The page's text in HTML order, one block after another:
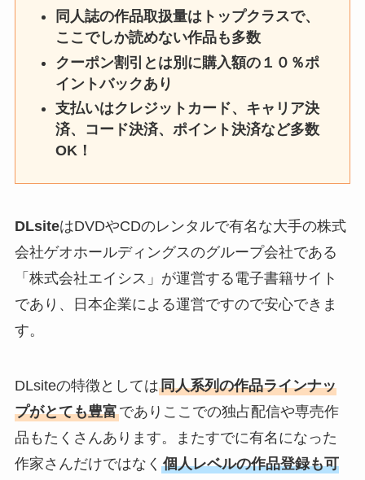
同人誌の作品取扱量はトップクラスで、
ここでしか読めない作品も多数
クーポン割引とは別に購入額の１０％ポ
イントバックあり
支払いはクレジットカード、キャリア決
済、コード決済、ポイント決済など多数
OK！
DLsiteはDVDやCDのレンタルで有名な大手の株式
会社ゲオホールディングスのグループ会社である
「株式会社エイシス」が運営する電子書籍サイト
であり、日本企業による運営ですので安心できま
す。
DLsiteの特徴としては同人系列の作品ラインナッ
プがとても豊富でありここでの独占配信や専売作
品もたくさんあります。またすでに有名になった
作家さんだけではなく 個人レベルの作品登録も可